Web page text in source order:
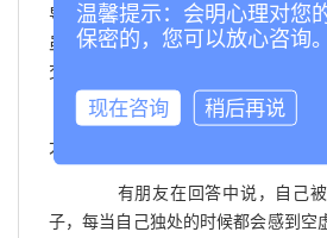
导致小华现在变得胆小，不合群。据
虽然听话，但是却没有了孩子的那种
交流。
在知乎上有过一个问题，原
大的影响?
有朋友在回答中说，自己被
子，每当自己独处的时候都会感到空
温馨提示：会明心理对您
保密的，您可以放心咨询。
现在咨询 稍后再说